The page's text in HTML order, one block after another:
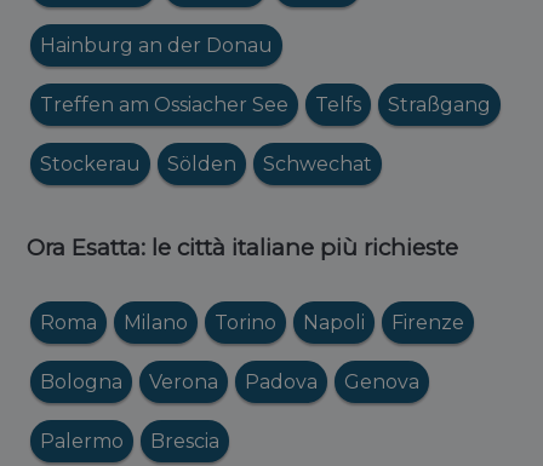
Hainburg an der Donau
Treffen am Ossiacher See Telfs Straßgang
Stockerau Sölden Schwechat
Ora Esatta: le città italiane più richieste
Roma Milano Torino Napoli Firenze
Bologna Verona Padova Genova
Palermo Brescia